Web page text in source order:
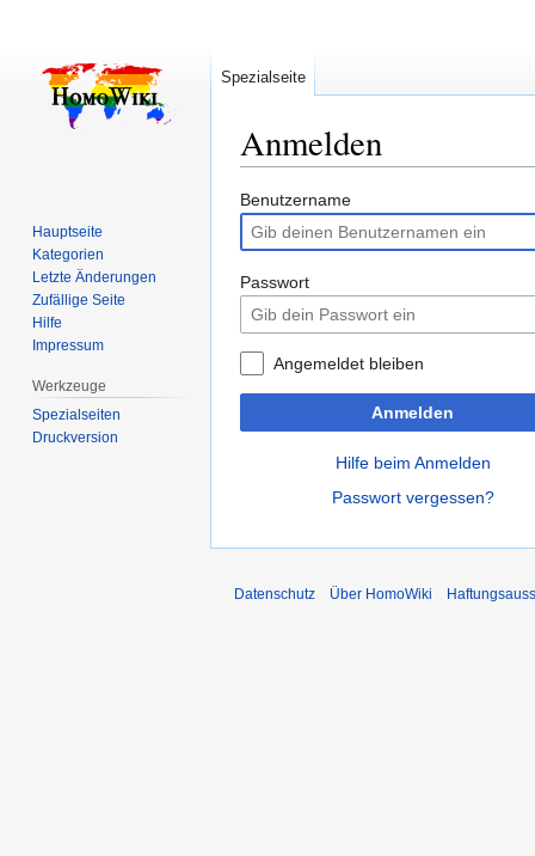
Anmelden
Zur
Navigation
springen
Zur
Suche
springen
Benutzername
Passwort
Angemeldet bleiben
Anmelden
Hilfe beim Anmelden
Passwort vergessen?
Spezialseite
Hauptseite
Kategorien
Letzte Änderungen
Zufällige Seite
Hilfe
Impressum
Werkzeuge
Spezialseiten
Druckversion
Datenschutz Über HomoWiki